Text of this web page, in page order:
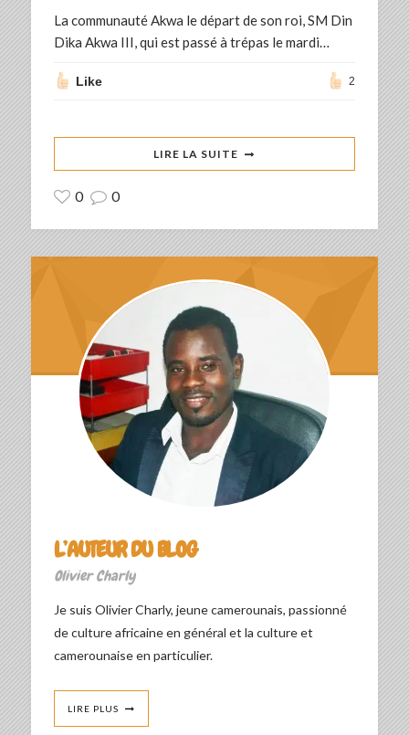
La communauté Akwa le départ de son roi, SM Din
Dika Akwa III, qui est passé à trépas le mardi…
Like 2
LIRE LA SUITE
0 0
L’AUTEUR DU BLOG
Olivier Charly
Je suis Olivier Charly, jeune camerounais, passionné
de culture africaine en général et la culture et
camerounaise en particulier.
LIRE PLUS